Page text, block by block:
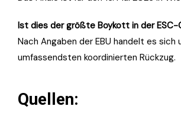
Ist dies der größte Boykott in der
Nach Angaben der EBU handelt es sich
umfassendsten koordinierten Rückzug.
Quellen: